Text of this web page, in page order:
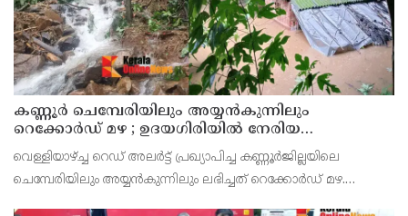
കണ്ണൂർ ചെമ്പേരിയിലും അയ്യൻകുന്നിലും
റെക്കോർഡ് മഴ ; ഉദയഗിരിയിൽ നേരിയ
ഉരുൾപൊട്ടൽ; 13 പേരെ ക്യാമ്പിലേക്ക് മാറ്റി
വെള്ളിയാഴ്ച്ച റെഡ് അലർട്ട് പ്രഖ്യാപിച്ച കണ്ണൂർജില്ലയിലെ
ചെമ്പേരിയിലും അയ്യൻകുന്നിലും ലഭിച്ചത് റെക്കോർഡ് മഴ.